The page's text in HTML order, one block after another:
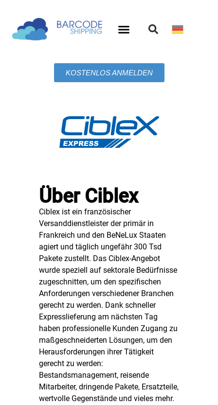
KOSTENLOS ANMELDEN
Über Ciblex
Ciblex ist ein französischer
Versanddienstleister der primär in
Frankreich und den BeNeLux Staaten
agiert und täglich ungefähr 300 Tsd
Pakete zustellt. Das Ciblex-Angebot
wurde speziell auf sektorale Bedürfnisse
zugeschnitten, um den spezifischen
Anforderungen verschiedener Branchen
gerecht zu werden. Dank schneller
Expresslieferung am nächsten Tag
haben professionelle Kunden Zugang zu
maßgeschneiderten Lösungen, um den
Herausforderungen ihrer Tätigkeit
gerecht zu werden:
Bestandsmanagement, reisende
Mitarbeiter, dringende Pakete, Ersatzteile,
wertvolle Gegenstände und vieles mehr.